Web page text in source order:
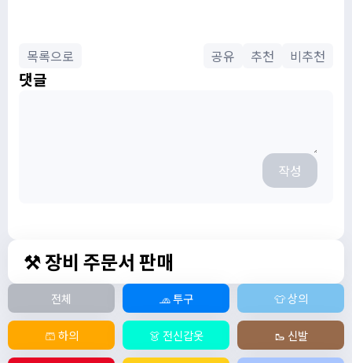
목록으로 공유 추천 비추천
댓글
작성
⚒️ 장비 주문서 판매
전체 🧢 투구 👕 상의
🩳 하의 👗 전신갑옷 🥾 신발